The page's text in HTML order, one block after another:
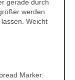
gerade durch
werden
Weicht
Marker.